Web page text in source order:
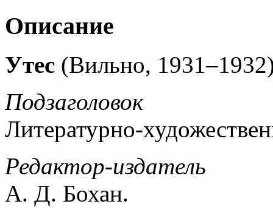
Описание
Утес (Вильно,
Подзаголовок
Литературно-
Редактор-издатель
А. Д. Бохан.